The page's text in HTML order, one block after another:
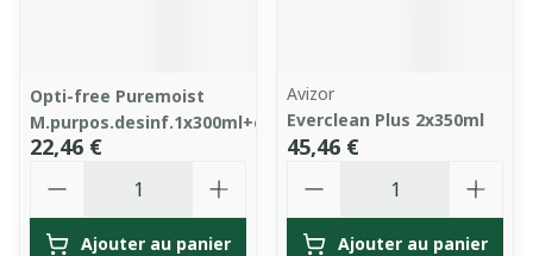
Opti-free Puremoist
M.purpos.desinf.1x300ml+etui
22,46 €
Ajouter au panier
Avizor
Everclean Plus 2x350ml
45,46 €
Ajouter au panier